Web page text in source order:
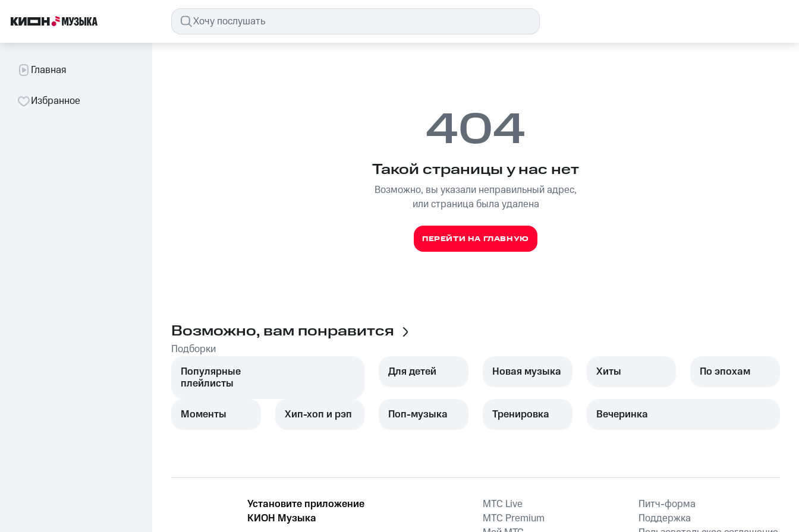
Главная
Избранное 404
Такой страницы у нас нет
Возможно, вы указали неправильный адрес,
или страница была удалена
ПЕРЕЙТИ НА ГЛАВНУЮ
Возможно, вам понравится
Подборки
Популярные
плейлисты
Для детей Новая музыка Хиты По эпохам
Моменты Хип-хоп и рэп Поп-музыка Тренировка Вечеринка
Установите приложение
КИОН Музыка
MTС Live
MTС Premium
Питч-форма
Поддержка